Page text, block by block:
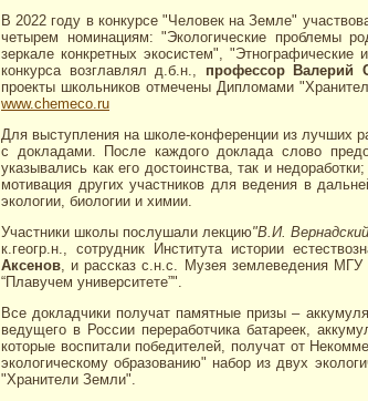
В 2022 году в конкурсе "Человек на Земле"
четырем номинациям: "Экологические проблемы
зеркале конкретных экосистем",
конкурса возглавлял д.б.н., профессор Валерий
проекты школьников отмечены Дипломами
www.chemeco.ru
Для выступления на школе-конференции из лучших
с докладами. После каждого доклада слово
указывались как его достоинства, так и
мотивация других участников для ведения в
экологии, биологии и химии.
Участники школы послушали лекцию"В.И.
к.геогр.н., сотрудник Института истории
Аксенов, и рассказ с.н.с. Музея землеведения МГУ
“Плавучем университете”".
Все докладчики получат памятные призы –
ведущего в России переработчика батареек,
которые воспитали победителей, получат от
экологическому образованию" набор из двух
"Хранители Земли".